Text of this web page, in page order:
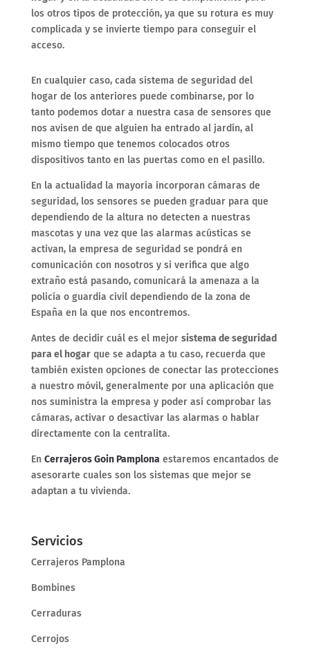
los otros tipos de protección, ya que su rotura es muy
complicada y se invierte tiempo para conseguir el
acceso.
En cualquier caso, cada sistema de seguridad del
hogar de los anteriores puede combinarse, por lo
tanto podemos dotar a nuestra casa de sensores que
nos avisen de que alguien ha entrado al jardín, al
mismo tiempo que tenemos colocados otros
dispositivos tanto en las puertas como en el pasillo.
En la actualidad la mayoría incorporan cámaras de
seguridad, los sensores se pueden graduar para que
dependiendo de la altura no detecten a nuestras
mascotas y una vez que las alarmas acústicas se
activan, la empresa de seguridad se pondrá en
comunicación con nosotros y si verifica que algo
extraño está pasando, comunicará la amenaza a la
policía o guardia civil dependiendo de la zona de
España en la que nos encontremos.
Antes de decidir cuál es el mejor sistema de seguridad
para el hogarque se adapta a tu caso, recuerda que
también existen opciones de conectar las protecciones
a nuestro móvil, generalmente por una aplicación que
nos suministra la empresa y poder así comprobar las
cámaras, activar o desactivar las alarmas o hablar
directamente con la centralita.
En Cerrajeros Goin Pamplonaestaremos encantados de
asesorarte cuales son los sistemas que mejor se
adaptan a tu vivienda.
Servicios
Cerrajeros Pamplona
Bombines
Cerraduras
Cerrojos